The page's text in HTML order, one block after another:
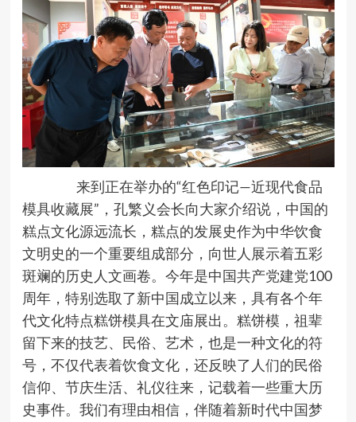
来到正在举办的“红色印记—近现代食品
模具收藏展”，孔繁义会长向大家介绍说，中国的
糕点文化源远流长，糕点的发展史作为中华饮食
文明史的一个重要组成部分，向世人展示着五彩
斑斓的历史人文画卷。今年是中国共产党建党100
周年，特别选取了新中国成立以来，具有各个年
代文化特点糕饼模具在文庙展出。糕饼模，祖辈
留下来的技艺、民俗、艺术，也是一种文化的符
号，不仅代表着饮食文化，还反映了人们的民俗
信仰、节庆生活、礼仪往来，记载着一些重大历
史事件。我们有理由相信，伴随着新时代中国梦